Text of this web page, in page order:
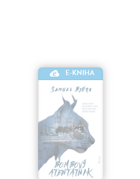
E-KNIHA